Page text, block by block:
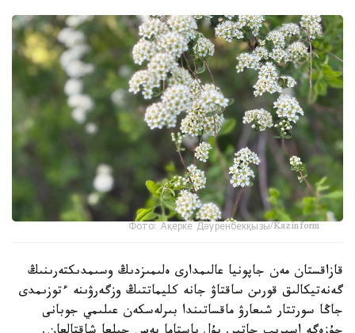
Фото: Ақерке Дәуренбекқызы/Kazinform
قازاقستان مەن جاپونيا عالىمدارى ەلىمىزدىڭ وسىمدىكتەرىنىڭ
گەنەتيكالىق قورىن ساقتاۋ جانە كليماتتىڭ وزگەرۋىنە ءتوزىمدى
جاڭا سورتتار شىعارۋ ماقساتىندا بىرلەسكەن عىلىمي جوبانى